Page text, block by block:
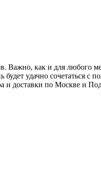
Важно, как и для любого
удачно сочетаться с
и доставки по Москве и